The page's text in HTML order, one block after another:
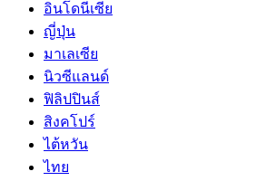
อินโดนีเซีย
ญี่ปุ่น
มาเลเซีย
นิวซีแลนด์
ฟิลิปปินส์
สิงคโปร์
ไต้หวัน
ไทย